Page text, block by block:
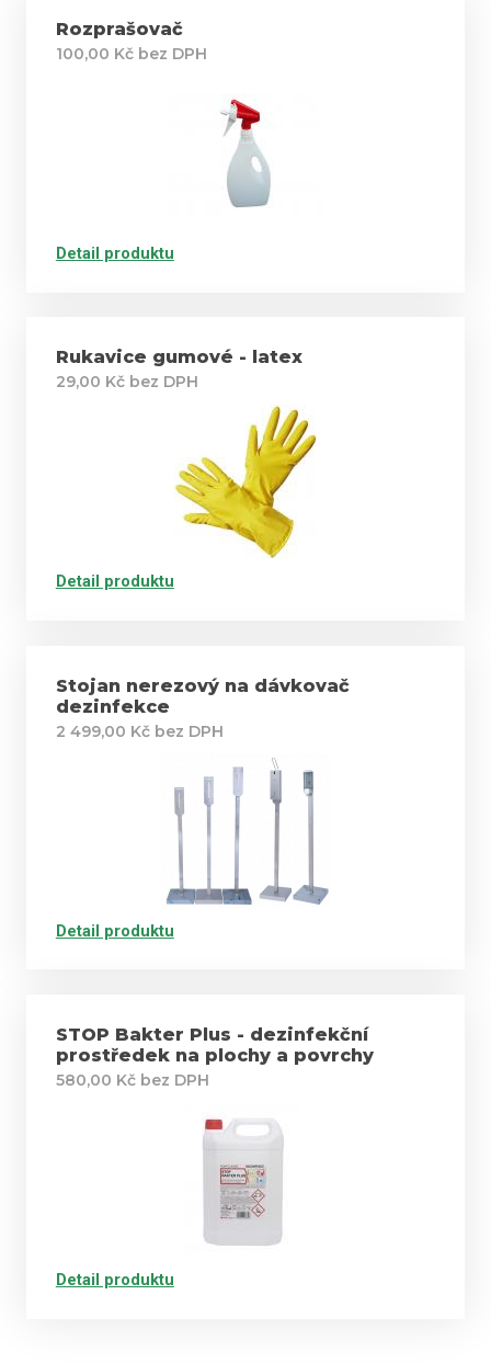
Rozprašovač
100,00 Kč bez DPH
Detail produktu
Rukavice gumové - latex
29,00 Kč bez DPH
Detail produktu
Stojan nerezový na dávkovač
dezinfekce
2 499,00 Kč bez DPH
Detail produktu
STOP Bakter Plus - dezinfekční
prostředek na plochy a povrchy
580,00 Kč bez DPH
Detail produktu